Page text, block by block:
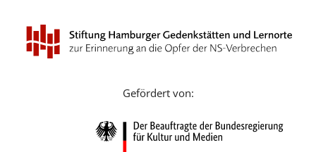
Português
Русский
Gefördert von: